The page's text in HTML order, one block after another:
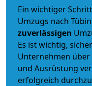
Ein wichtiger
Umzugs nach
zuverlässigen
Es ist wichtig,
Unternehmen
und Ausrüstung
erfolgreich